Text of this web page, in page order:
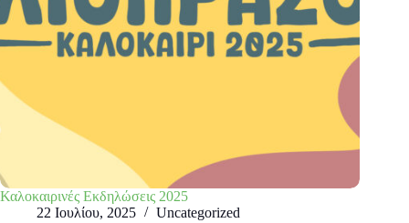
Καλοκαιρινές Εκδηλώσεις 2025
22 Ιουλίου, 2025
Uncategorized